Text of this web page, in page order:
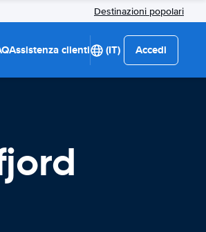
Destinazioni popolari
Assistenza clienti (IT) Accedi